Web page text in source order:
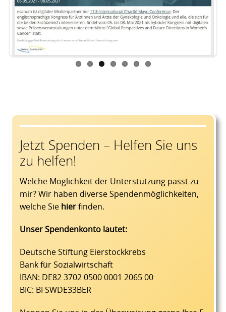
ous
Jetzt Spenden – Helfen Sie uns
zu helfen!
Welche Möglichkeit der Unterstützung passt zu
mir? Wir haben diverse Spendenmöglichkeiten,
welche Sie hierfinden.
Unser Spendenkonto lautet:
Deutsche Stiftung Eierstockkrebs
Bank für Sozialwirtschaft
IBAN: DE82 3702 0500 0001 2065 00
BIC: BFSWDE33BER